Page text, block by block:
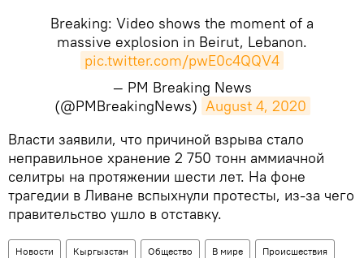
Breaking: Video shows the moment of a
massive explosion in Beirut, Lebanon.
pic.twitter.com/pwE0c4QQV4
— PM Breaking News
(@PMBreakingNews) August 4, 2020
​Власти заявили, что причиной взрыва стало
неправильное хранение 2 750 тонн аммиачной
селитры на протяжении шести лет. На фоне
трагедии в Ливане вспыхнули протесты, из-за чего
правительство ушло в отставку.
Новости Кыргызстан Общество В мире Происшествия